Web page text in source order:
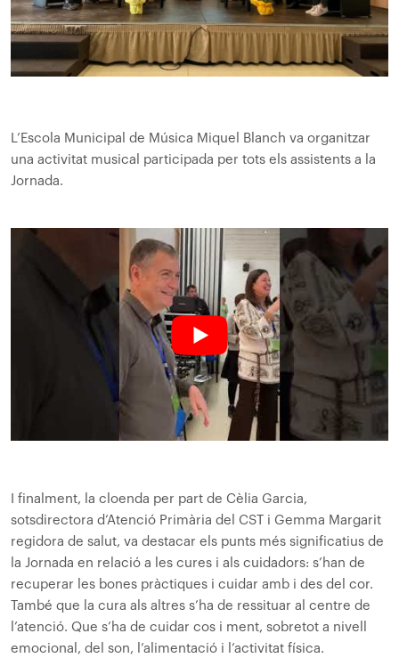
L’Escola Municipal de Música Miquel Blanch va organitzar
una activitat musical participada per tots els assistents a la
Jornada.
I finalment, la cloenda per part de Cèlia Garcia,
sotsdirectora d’Atenció Primària del CST i Gemma Margarit
regidora de salut, va destacar els punts més significatius de
la Jornada en relació a les cures i als cuidadors: s’han de
recuperar les bones pràctiques i cuidar amb i des del cor.
També que la cura als altres s’ha de ressituar al centre de
l’atenció. Que s’ha de cuidar cos i ment, sobretot a nivell
emocional, del son, l’alimentació i l’activitat física.